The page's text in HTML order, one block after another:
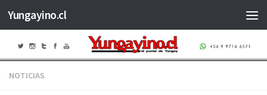
Saltar al contenido
Yungayino.cl
NOTICIAS